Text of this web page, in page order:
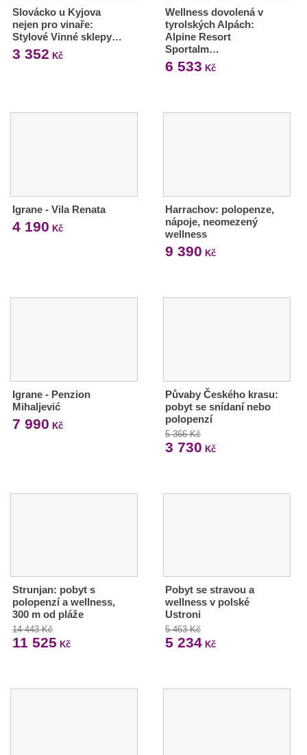
Slovácko u Kyjova
nejen pro vinaře:
Stylové Vinné sklepy…
3 352 Kč
Wellness dovolená v
tyrolských Alpách:
Alpine Resort
Sportalm…
6 533 Kč
Igrane - Vila Renata
4 190 Kč
Harrachov: polopenze,
nápoje, neomezený
wellness
9 390 Kč
Igrane - Penzion
Mihaljević
7 990 Kč
Půvaby Českého krasu:
pobyt se snídaní nebo
polopenzí
5 366 Kč
3 730 Kč
Strunjan: pobyt s
polopenzí a wellness,
300 m od pláže
14 443 Kč
11 525 Kč
Pobyt se stravou a
wellness v polské
Ustroni
5 463 Kč
5 234Kč